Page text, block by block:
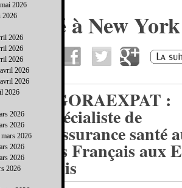
d’été à New York
AGORAEXPAT :
Spécialiste de
l'assurance santé
des Français aux
Unis
2026
2026
2026
2026
2026
2026
2026
2026
2026
2026
2026
2026
2026
2026